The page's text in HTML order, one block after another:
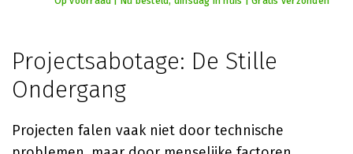
Projectsabotage: De Stille
Ondergang
Projecten falen vaak niet door technische